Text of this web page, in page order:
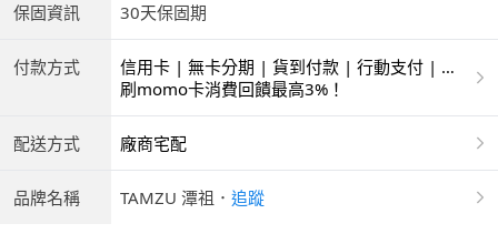
保固資訊 30天保固期
付款方式
信用卡 | 無卡分期 | 貨到付款 | 行動支付 | 超
商付款 | ATM | 銀聯卡
刷momo卡消費回饋最高3%！
配送方式 廠商宅配
品牌名稱 TAMZU 潭祖 ． 追蹤